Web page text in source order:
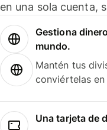
en una sola cuenta,
Gestiona
mundo.
Mantén tus
conviértelas en
Una tarjeta de